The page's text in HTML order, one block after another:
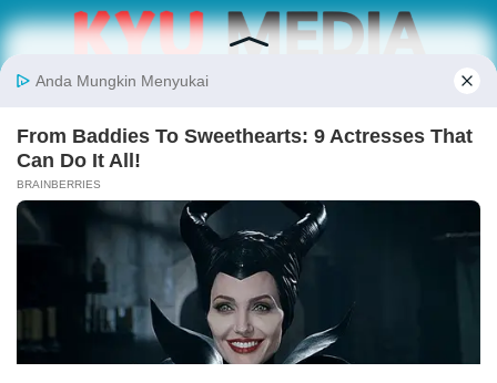
Kabarbaru.co menyajikan berita aktual dan
Follow Kabarbaru